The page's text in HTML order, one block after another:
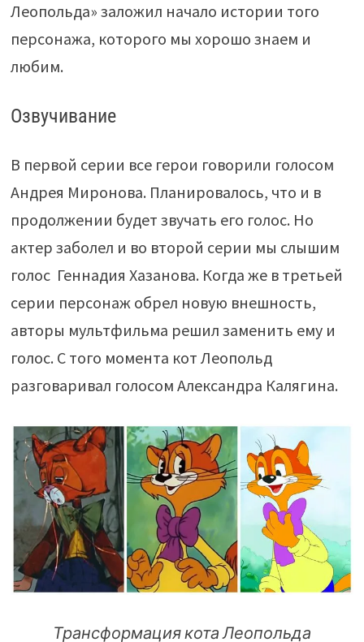
Леопольда» заложил начало истории того
персонажа, которого мы хорошо знаем и
любим.
Озвучивание
В первой серии все герои говорили голосом
Андрея Миронова. Планировалось, что и в
продолжении будет звучать его голос. Но
актер заболел и во второй серии мы слышим
голос Геннадия Хазанова. Когда же в третьей
серии персонаж обрел новую внешность,
авторы мультфильма решил заменить ему и
голос. С того момента кот Леопольд
разговаривал голосом Александра Калягина.
Трансформация кота Леопольда